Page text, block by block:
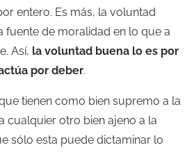
entero. Es más, la voluntad
fuente de moralidad en lo que a
Así, la voluntad buena lo es por
por deber.
tienen como bien supremo a la
cualquier otro bien ajeno a la
sólo esta puede dictaminar lo